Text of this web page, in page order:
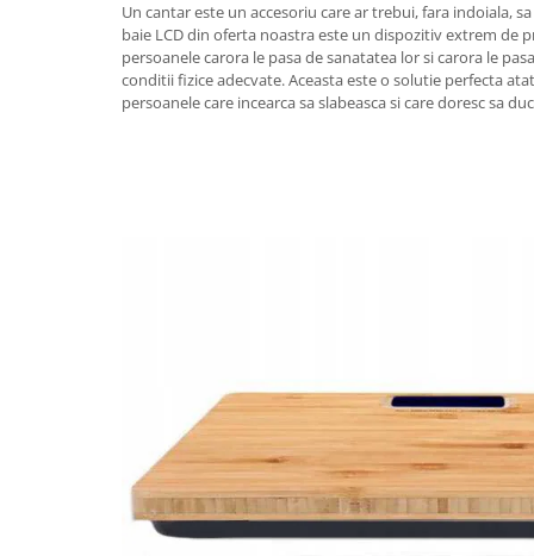
Un cantar este un accesoriu care ar trebui, fara indoiala,
baie LCD din oferta noastra este un dispozitiv extrem de
persoanele carora le pasa de sanatatea lor si carora le
conditii fizice adecvate. Aceasta este o solutie perfecta
persoanele care incearca sa slabeasca si care doresc sa